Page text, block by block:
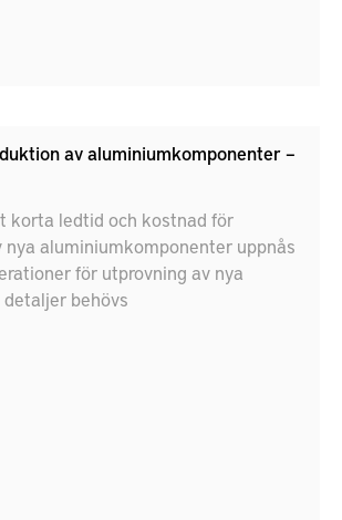
av aluminiumkomponenter –
korta ledtid och kostnad för
aluminiumkomponenter uppnås
för utprovning av nya
behövs